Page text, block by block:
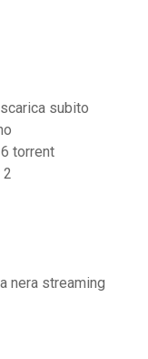
subito
torrent
2
nera streaming